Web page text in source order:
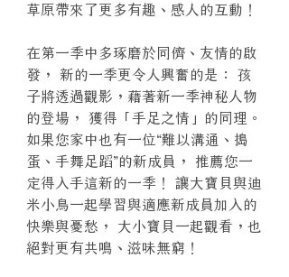
草原帶來了更多有趣、感人的互動！
在第一季中多琢磨於同儕、友情的啟
發， 新的一季更令人興奮的是： 孩
子將透過觀影，藉著新一季神秘人物
的登場， 獲得「手足之情」的同理。
如果您家中也有一位“難以溝通、搗
蛋、手舞足蹈”的新成員， 推薦您一
定得入手這新的一季！ 讓大寶貝與迪
米小鳥一起學習與適應新成員加入的
快樂與憂愁， 大小寶貝一起觀看，也
絕對更有共鳴、滋味無窮！